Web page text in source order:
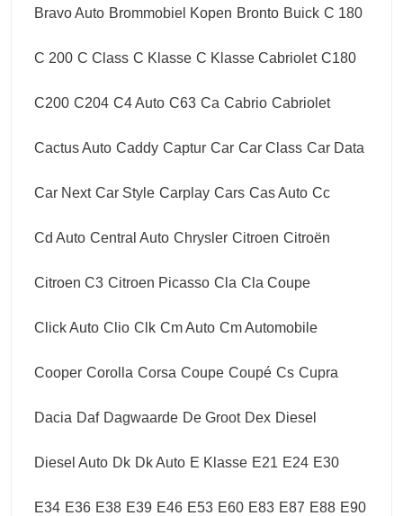
Bravo Auto Brommobiel Kopen Bronto Buick C 180
C 200 C Class C Klasse C Klasse Cabriolet C180
C200 C204 C4 Auto C63 Ca Cabrio Cabriolet
Cactus Auto Caddy Captur Car Car Class Car Data
Car Next Car Style Carplay Cars Cas Auto Cc
Cd Auto Central Auto Chrysler Citroen Citroën
Citroen C3 Citroen Picasso Cla Cla Coupe
Click Auto Clio Clk Cm Auto Cm Automobile
Cooper Corolla Corsa Coupe Coupé Cs Cupra
Dacia Daf Dagwaarde De Groot Dex Diesel
Diesel Auto Dk Dk Auto E Klasse E21 E24 E30
E34 E36 E38 E39 E46 E53 E60 E83 E87 E88 E90